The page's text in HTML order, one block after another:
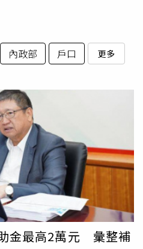
內政部 戶口 更多
金最高2萬元 彙整補